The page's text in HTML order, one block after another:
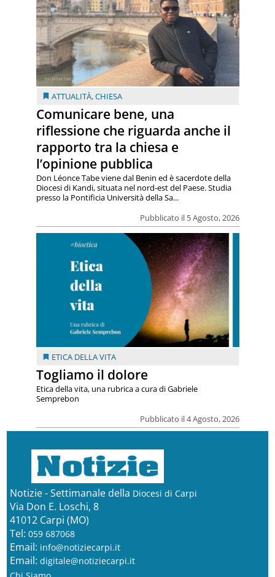
ATTUALITÀ,CHIESA
Comunicare bene, una
riflessione che riguarda anche il
rapporto tra la chiesa e
l’opinione pubblica
Pubblicato il 5 Agosto, 2026
Don Léonce Tabe viene dal Benin ed è sacerdote della
Diocesi di Kandi, situata nel nord-est del Paese. Studia
presso la Pontificia Università della Sa...
ETICA DELLA VITA
Togliamo il dolore
Pubblicato il 4 Agosto, 2026
Etica della vita, una rubrica a cura di Gabriele
Semprebon
Notizie - Settimanale della Diocesi di Carpi
Via Don E. Loschi, 8
41012 Carpi (MO)
Tel: 059 687068
Email: info@notiziecarpi.it
Email: digitale@notiziecarpi.it